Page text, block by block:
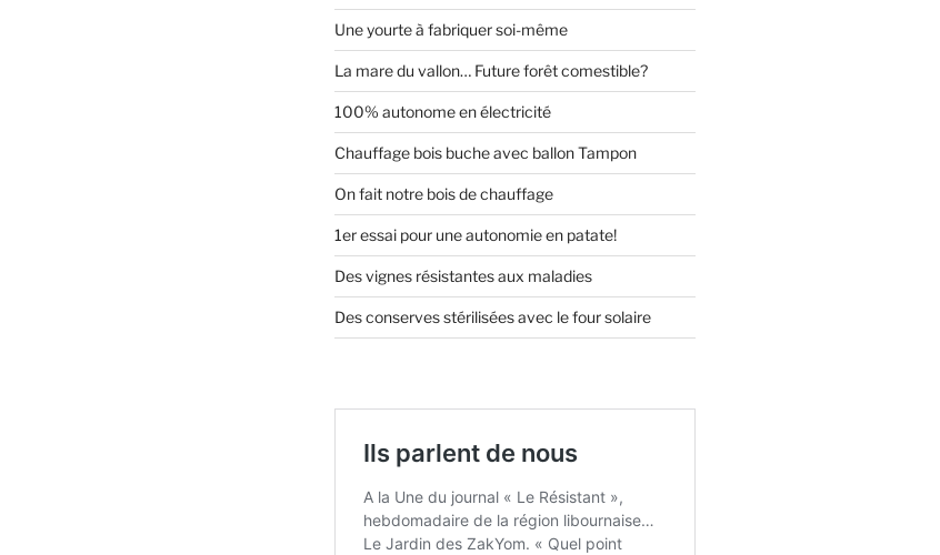
Une yourte à fabriquer soi-même
La mare du vallon… Future forêt comestible?
100% autonome en électricité
Chauffage bois buche avec ballon Tampon
On fait notre bois de chauffage
1er essai pour une autonomie en patate!
Des vignes résistantes aux maladies
Des conserves stérilisées avec le four solaire